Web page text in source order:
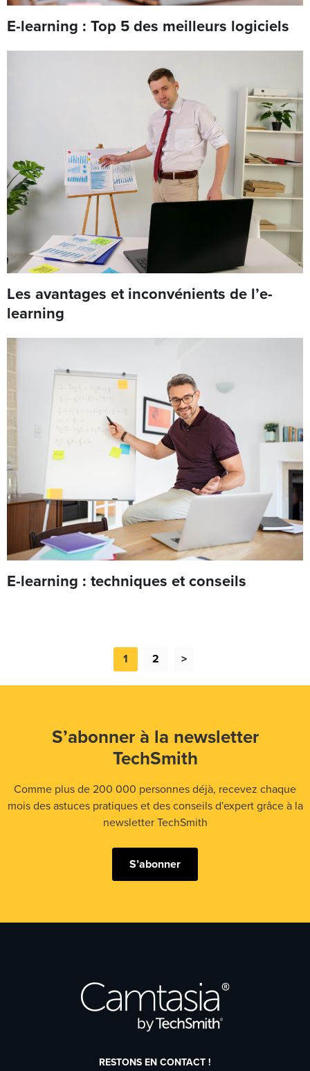
E-learning : Top 5 des meilleurs logiciels
Les avantages et inconvénients de l’e-
learning
E-learning : techniques et conseils
1 2 >
S’abonner à la newsletter
TechSmith
Comme plus de 200 000 personnes déjà, recevez chaque
mois des astuces pratiques et des conseils d'expert grâce à la
newsletter TechSmith
S’abonner
RESTONS EN CONTACT !